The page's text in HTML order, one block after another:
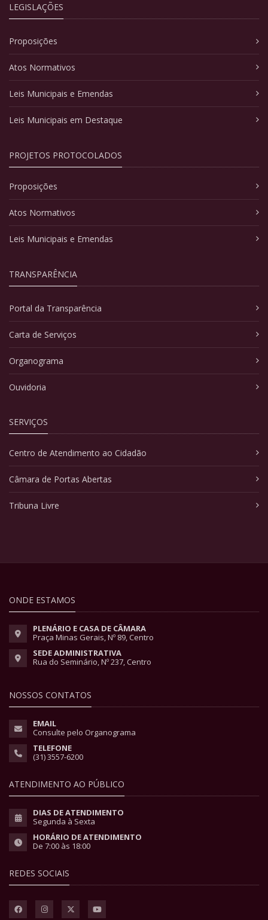
LEGISLAÇÕES
Proposições
Atos Normativos
Leis Municipais e Emendas
Leis Municipais em Destaque
PROJETOS PROTOCOLADOS
Proposições
Atos Normativos
Leis Municipais e Emendas
TRANSPARÊNCIA
Portal da Transparência
Carta de Serviços
Organograma
Ouvidoria
SERVIÇOS
Centro de Atendimento ao Cidadão
Câmara de Portas Abertas
Tribuna Livre
ONDE ESTAMOS
PLENÁRIO E CASA DE CÂMARA
Praça Minas Gerais, Nº 89, Centro
SEDE ADMINISTRATIVA
Rua do Seminário, Nº 237, Centro
NOSSOS CONTATOS
EMAIL
Consulte pelo Organograma
TELEFONE
(31) 3557-6200
ATENDIMENTO AO PÚBLICO
DIAS DE ATENDIMENTO
Segunda à Sexta
HORÁRIO DE ATENDIMENTO
De 7:00 às 18:00
REDES SOCIAIS